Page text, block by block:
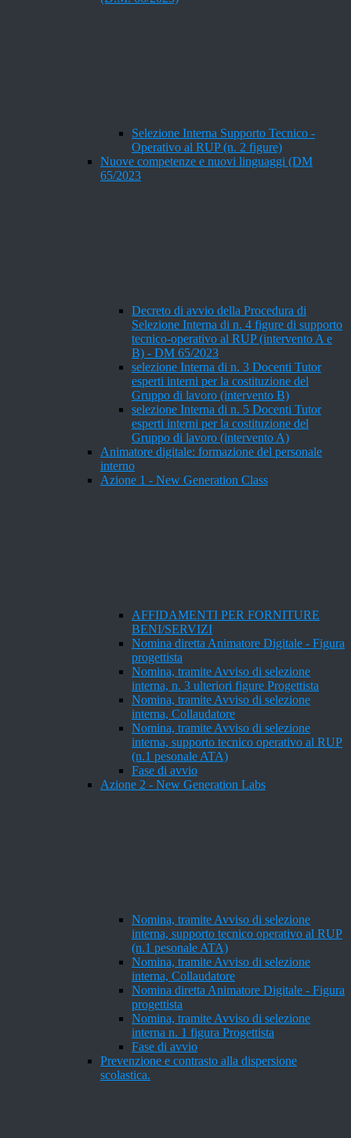
Selezione Interna Supporto Tecnico -
Operativo al RUP (n. 2 figure)
Nuove competenze e nuovi linguaggi (DM
65/2023
Decreto di avvio della Procedura di
Selezione Interna di n. 4 figure di supporto
tecnico-operativo al RUP (intervento A e
B) - DM 65/2023
selezione Interna di n. 3 Docenti Tutor
esperti interni per la costituzione del
Gruppo di lavoro (intervento B)
selezione Interna di n. 5 Docenti Tutor
esperti interni per la costituzione del
Gruppo di lavoro (intervento A)
Animatore digitale: formazione del personale
interno
Azione 1 - New Generation Class
AFFIDAMENTI PER FORNITURE
BENI/SERVIZI
Nomina diretta Animatore Digitale - Figura
progettista
Nomina, tramite Avviso di selezione
interna, n. 3 ulteriori figure Progettista
Nomina, tramite Avviso di selezione
interna, Collaudatore
Nomina, tramite Avviso di selezione
interna, supporto tecnico operativo al RUP
(n.1 pesonale ATA)
Fase di avvio
Azione 2 - New Generation Labs
Nomina, tramite Avviso di selezione
interna, supporto tecnico operativo al RUP
(n.1 pesonale ATA)
Nomina, tramite Avviso di selezione
interna, Collaudatore
Nomina diretta Animatore Digitale - Figura
progettista
Nomina, tramite Avviso di selezione
interna n. 1 figura Progettista
Fase di avvio
Prevenzione e contrasto alla dispersione
scolastica.